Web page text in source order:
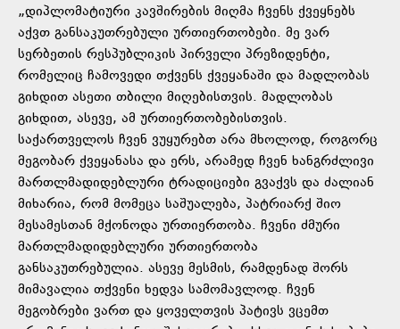
„დიპლომატიური კავშირების მიღმა ჩვენს ქვეყნებს
აქვთ განსაკუთრებული ურთიერთობები. მე ვარ
სერბეთის რესპუბლიკის პირველი პრეზიდენტი,
რომელიც ჩამოვედი თქვენს ქვეყანაში და მადლობას
გიხდით ასეთი თბილი მიღებისთვის. მადლობას
გიხდით, ასევე, ამ ურთიერთობებისთვის.
საქართველოს ჩვენ ვუყურებთ არა მხოლოდ, როგორც
მეგობარ ქვეყანასა და ერს, არამედ ჩვენ ხანგრძლივი
მართლმადიდებლური ტრადიციები გვაქვს და ძალიან
მიხარია, რომ მომეცა საშუალება, პატრიარქ შიო
მესამესთან მქონოდა ურთიერთობა. ჩვენი ძმური
მართლმადიდებლური ურთიერთობა
განსაკუთრებულია. ასევე მესმის, რამდენად შორს
მიმავალია თქვენი ხედვა სამომავლოდ. ჩვენ
მეგობრები ვართ და ყოველთვის პატივს ვცემთ